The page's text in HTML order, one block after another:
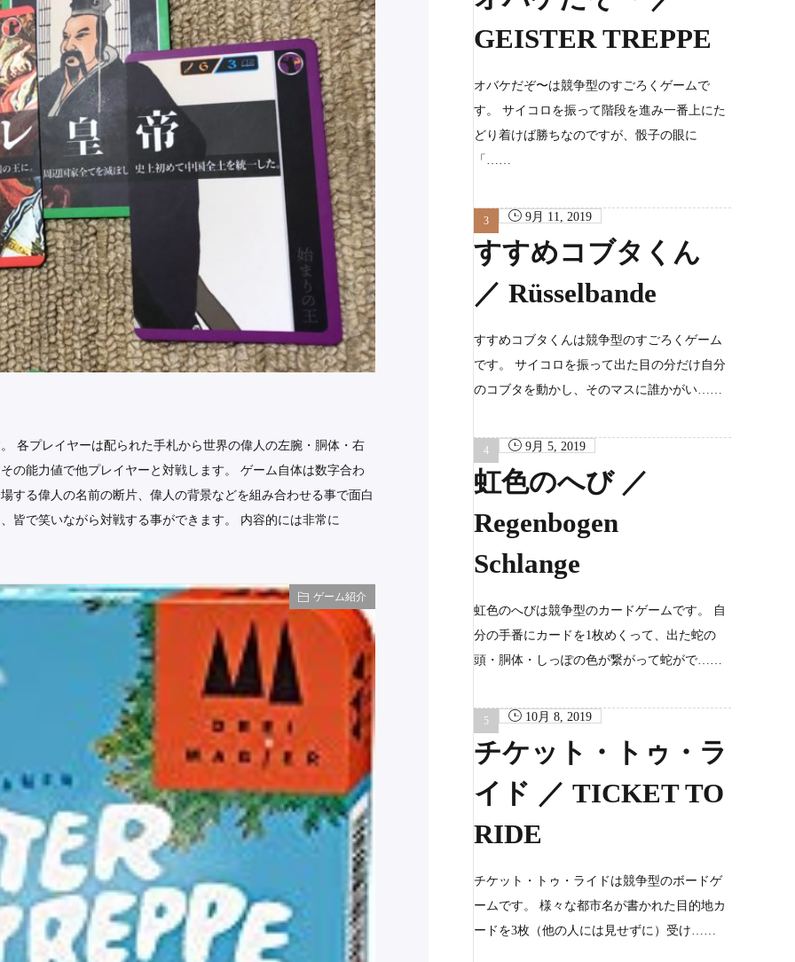
各プレイヤーは配られた手札から世界の偉人の左腕・胴体・右
の能力値で他プレイヤーと対戦します。 ゲーム自体は数字合わ
する偉人の名前の断片、偉人の背景などを組み合わせる事で面白
皆で笑いながら対戦する事ができます。 内容的には非常に
ゲーム紹介
GEISTER TREPPE
オバケだぞ〜は競争型のすごろくゲームで
す。 サイコロを振って階段を進み一番上にた
どり着けば勝ちなのですが、骰子の眼に
「……
9月 11, 2019
すすめコブタくん
／ Rüsselbande
すすめコブタくんは競争型のすごろくゲーム
です。 サイコロを振って出た目の分だけ自分
のコブタを動かし、そのマスに誰かがい……
9月 5, 2019
虹色のへび ／
Regenbogen
Schlange
虹色のへびは競争型のカードゲームです。 自
分の手番にカードを1枚めくって、出た蛇の
頭・胴体・しっぽの色が繋がって蛇がで……
10月 8, 2019
チケット・トゥ・ラ
イド ／ TICKET TO
RIDE
チケット・トゥ・ライドは競争型のボードゲ
ームです。 様々な都市名が書かれた目的地カ
ードを3枚（他の人には見せずに）受け……